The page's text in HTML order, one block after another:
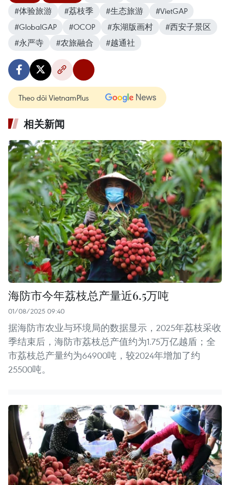
#体验旅游
#荔枝季 #生态旅游
#VietGAP
#GlobalGAP
#OCOP #东湖版画村
#西安子景区
#永严寺
#农旅融合 #越通社
Theo dõi VietnamPlus
相关新闻
海防市今年荔枝总产量近6.5万吨
01/08/2025 09:40
据海防市农业与环境局的数据显示，2025年荔枝采收
季结束后，海防市荔枝总产值约为1.75万亿越盾；全
市荔枝总产量约为64900吨，较2024年增加了约
25500吨。